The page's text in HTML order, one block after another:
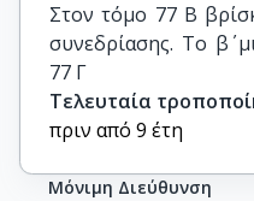
Στον τόμο 77 Β
συνεδρίασης. Το β΄
77 Γ
Τελευταία
πριν από 9 έτη
Μόνιμη Διεύθυνση